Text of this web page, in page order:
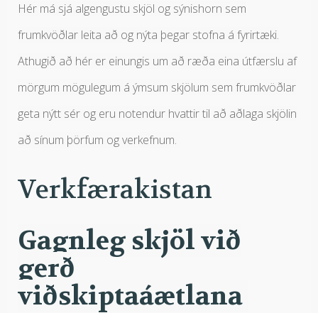
Hér má sjá algengustu skjöl og sýnishorn sem
frumkvöðlar leita að og nýta þegar stofna á fyrirtæki.
Athugið að hér er einungis um að ræða eina útfærslu af
mörgum mögulegum á ýmsum skjölum sem frumkvöðlar
geta nýtt sér og eru notendur hvattir til að aðlaga skjölin
að sínum þörfum og verkefnum.
Verkfærakistan
Gagnleg skjöl við
gerð
viðskiptaáætlana